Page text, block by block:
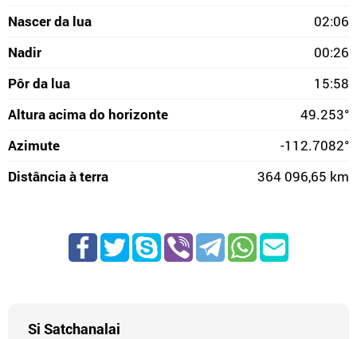
Nascer da lua
02:06
Nadir
00:26
Pôr da lua
15:58
Altura acima do horizonte
49.253°
Azimute
-112.7082°
Distância à terra
364 096,65 km
Si Satchanalai